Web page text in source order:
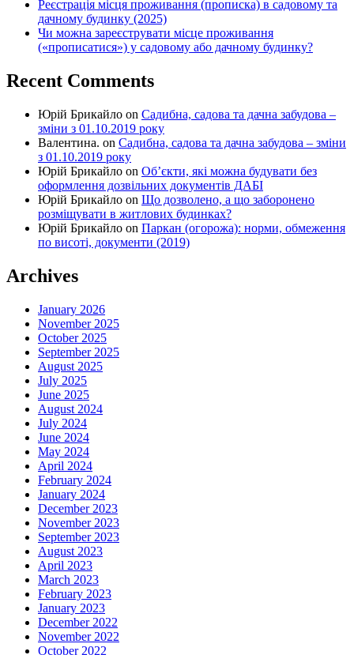
Реєстрація місця проживання (прописка) в садовому та
дачному будинку (2025)
Чи можна зареєструвати місце проживання
(«прописатися») у садовому або дачному будинку?
Recent Comments
Юрій Брикайло on Садибна, садова та дачна забудова –
зміни з 01.10.2019 року
Валентина. on Садибна, садова та дачна забудова – зміни
з 01.10.2019 року
Юрій Брикайло on Об’єкти, які можна будувати без
оформлення дозвільних документів ДАБІ
Юрій Брикайло on Що дозволено, а що заборонено
розміщувати в житлових будинках?
Юрій Брикайло on Паркан (огорожа): норми, обмеження
по висоті, документи (2019)
Archives
January 2026
November 2025
October 2025
September 2025
August 2025
July 2025
June 2025
August 2024
July 2024
June 2024
May 2024
April 2024
February 2024
January 2024
December 2023
November 2023
September 2023
August 2023
April 2023
March 2023
February 2023
January 2023
December 2022
November 2022
October 2022